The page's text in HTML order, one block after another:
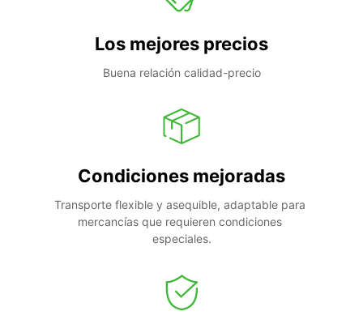
Los mejores precios
Buena relación calidad-precio
Condiciones mejoradas
Transporte flexible y asequible, adaptable para
mercancías que requieren condiciones
especiales.